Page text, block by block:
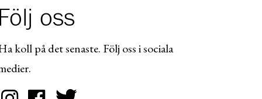
Följ oss
koll på det senaste. Följ oss i sociala